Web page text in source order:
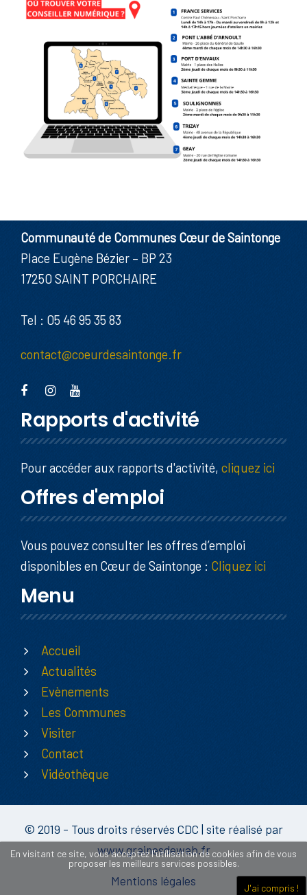
Communauté de Communes Cœur de Saintonge
Place Eugène Bézier – BP 23
17250 SAINT PORCHAIRE
Tel : 05 46 95 35 83
contact@coeurdesaintonge.fr
Rapports d'activité
Pour accéder aux rapports d'activité, cliquez ici
Offres d'emploi
Vous pouvez consulter les offres d’emploi
disponibles en Cœur de Saintonge : Cliquez ici
Menu
Accueil
Actualités
Evènements
Les Communes
Visiter
Contact
Vidéothèque
© 2019 - Tous droits réservés CDC | site réalisé par
www.grainesdeweb.fr
Mentions légales
En visitant ce site, vous acceptez l'utilisation de cookies afin de vous
proposer les meilleurs services possibles.
J'ai compris !